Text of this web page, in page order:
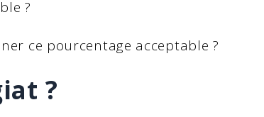
?
ce pourcentage acceptable ?
?